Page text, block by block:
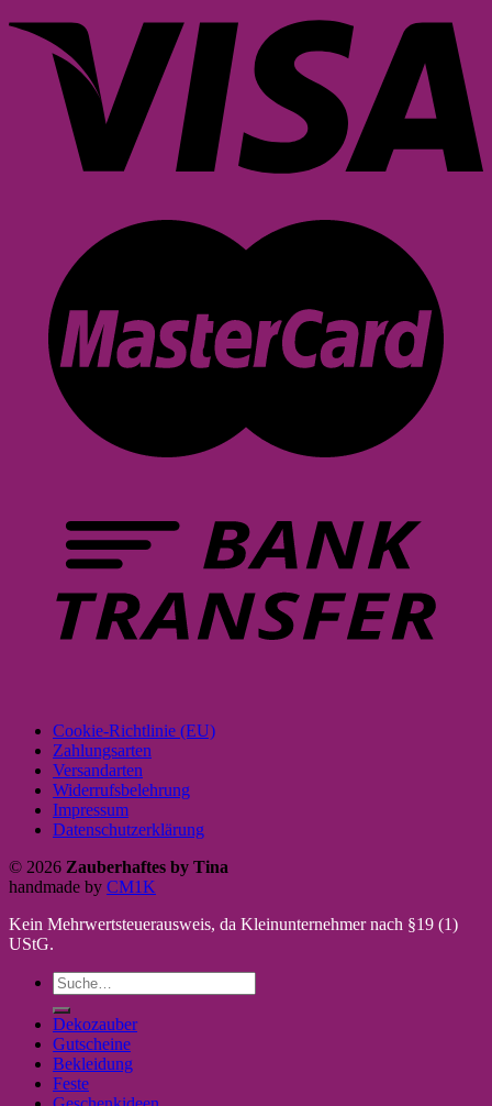
Cookie-Richtlinie (EU)
Zahlungsarten
Versandarten
Widerrufsbelehrung
Impressum
Datenschutzerklärung
© 2026 Zauberhaftes by Tina
handmade by CM1K
Kein Mehrwertsteuerausweis, da Kleinunternehmer nach §19 (1)
UStG.
Suche
nach:
Dekozauber
Gutscheine
Bekleidung
Feste